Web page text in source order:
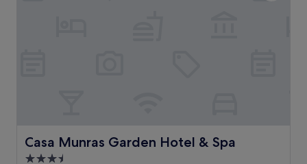
Casa Munras Garden Hotel & Spa
Casa Munras Garden Hotel & Spa
Hébergement